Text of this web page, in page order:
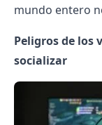
mundo entero
Peligros de los
socializar